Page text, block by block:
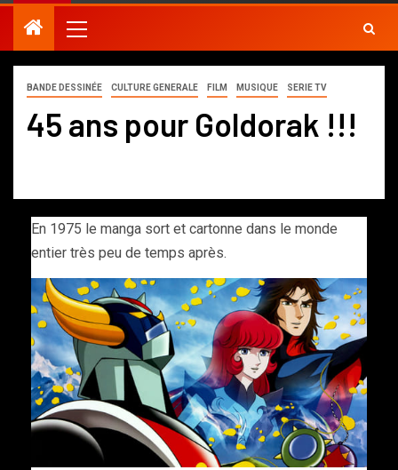
BANDE DESSINÉE CULTURE GENERALE FILM MUSIQUE SERIE TV
45 ans pour Goldorak !!!
En 1975 le manga sort et cartonne dans le monde
entier très peu de temps après.